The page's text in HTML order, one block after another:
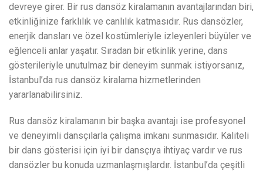
devreye girer. Bir rus dansöz kiralamanın avantajlarından biri,
etkinliğinize farklılık ve canlılık katmasıdır. Rus dansözler,
enerjik dansları ve özel kostümleriyle izleyenleri büyüler ve
eğlenceli anlar yaşatır. Sıradan bir etkinlik yerine, dans
gösterileriyle unutulmaz bir deneyim sunmak istiyorsanız,
İstanbul’da rus dansöz kiralama hizmetlerinden
yararlanabilirsiniz.
Rus dansöz kiralamanın bir başka avantajı ise profesyonel
ve deneyimli dansçılarla çalışma imkanı sunmasıdır. Kaliteli
bir dans gösterisi için iyi bir dansçıya ihtiyaç vardır ve rus
dansözler bu konuda uzmanlaşmışlardır. İstanbul’da çeşitli